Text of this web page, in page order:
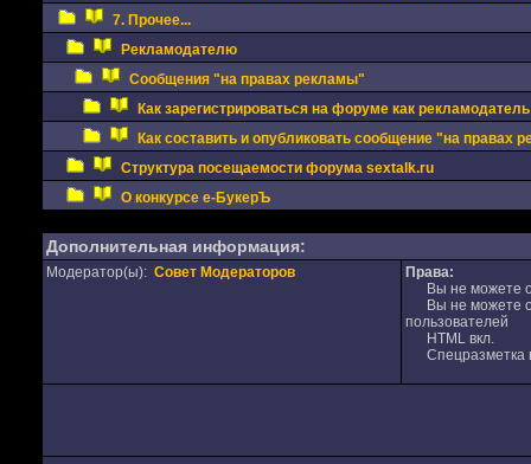
7. Прочее...
Рекламодателю
Сообщения "на правах рекламы"
Как зарегистрироваться на форуме как рекламодатель
Как составить и опубликовать сообщение "на правах
Структура посещаемости форума sextalk.ru
О конкурсе е-БукерЪ
Дополнительная информация:
Модератор(ы): Совет Модераторов
Права:
Вы не можете
Вы не можете
пользователей
HTML вкл.
Спецразметка